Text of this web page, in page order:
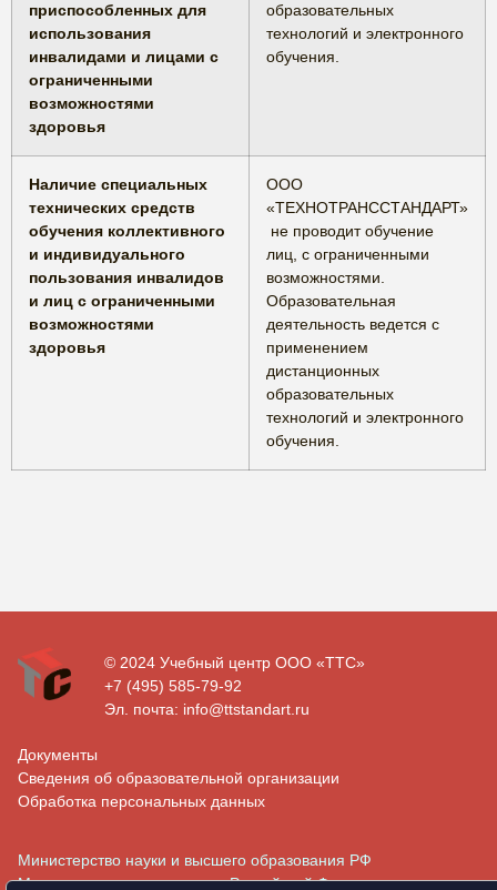
приспособленных для
использования
инвалидами и лицами с
ограниченными
возможностями
здоровья
образовательных
технологий и электронного
обучения.
Наличие специальных
технических средств
обучения коллективного
и индивидуального
пользования инвалидов
и лиц с ограниченными
возможностями
здоровья
ООО
«ТЕХНОТРАНССТАНДАРТ»
не проводит обучение
лиц, с ограниченными
возможностями.
Образовательная
деятельность ведется с
применением
дистанционных
образовательных
технологий и электронного
обучения.
© 2024 Учебный центр ООО «ТТС»
+7 (495) 585-79-92
Эл. почта: info@ttstandart.ru
Документы
Сведения об образовательной организации
Обработка персональных данных
Министерство науки и высшего образования РФ
Министерство просвещения Российской Федерации